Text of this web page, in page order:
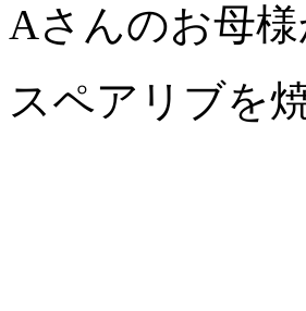
Aさんのお母
スペアリブを